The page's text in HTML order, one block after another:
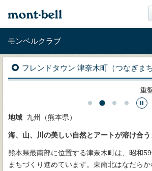
モンベルクラブ
フレンドタウン 津奈木町（つなぎまち
地域 九州（熊本県）
海、山、川の美しい自然とアートが溶け合う
熊本県最南部に位置する津奈木町は、昭和
まちづくり進めています。東南北はなだら